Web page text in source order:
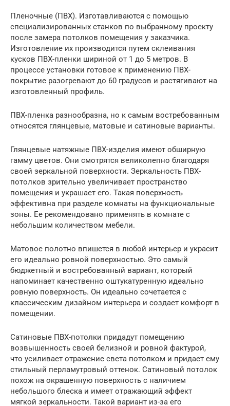
Пленочные (ПВХ). Изготавливаются с помощью
специализированных станков по выбранному проекту
после замера потолков помещения у заказчика.
Изготовление их производится путем склеивания
кусков ПВХ-пленки шириной от 1 до 5 метров. В
процессе установки готовое к применению ПВХ-
покрытие разогревают до 60 градусов и растягивают на
изготовленный профиль.
ПВХ-пленка разнообразна, но к самым востребованным
относятся глянцевые, матовые и сатиновые варианты.
Глянцевые натяжные ПВХ-изделия имеют обширную
гамму цветов. Они смотрятся великолепно благодаря
своей зеркальной поверхности. Зеркальность ПВХ-
потолков зрительно увеличивает пространство
помещения и украшает его. Такая поверхность
эффективна при разделе комнаты на функциональные
зоны. Ее рекомендовано применять в комнате с
небольшим количеством мебели.
Матовое полотно впишется в любой интерьер и украсит
его идеально ровной поверхностью. Это самый
бюджетный и востребованный вариант, который
напоминает качественно оштукатуренную идеально
ровную поверхность. Он идеально сочетается с
классическим дизайном интерьера и создает комфорт в
помещении.
Сатиновые ПВХ-потолки придадут помещению
возвышенность своей белизной и ровной фактурой,
что усиливает отражение света потолком и придает ему
стильный перламутровый оттенок. Сатиновый потолок
похож на окрашенную поверхность с наличием
небольшого блеска и имеет отражающий эффект
мягкой зеркальности. Такой вариант из-за его